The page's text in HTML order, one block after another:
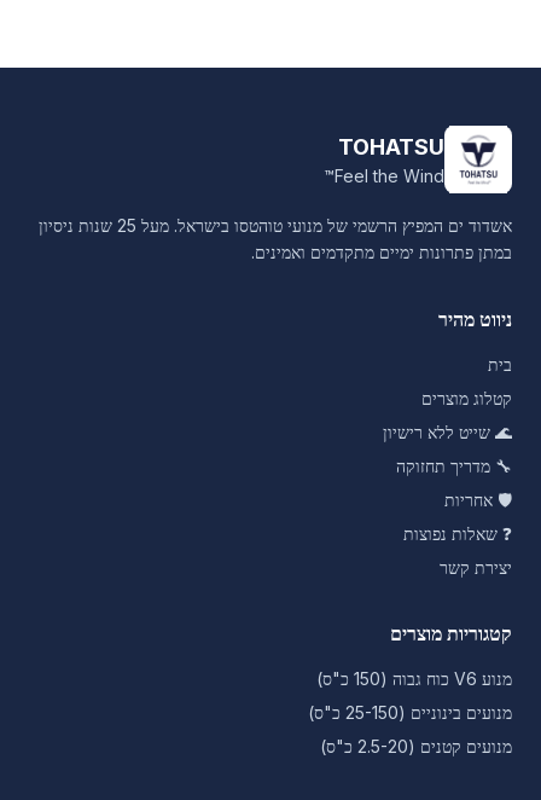
TOHATSU
Feel the Wind™
אשדוד ים המפיץ הרשמי של מנועי טוהטסו בישראל. מעל 25 שנות ניסיון
במתן פתרונות ימיים מתקדמים ואמינים.
ניווט מהיר
בית
קטלוג מוצרים
🌊 שייט ללא רישיון
🔧 מדריך תחזוקה
🛡️ אחריות
❓ שאלות נפוצות
יצירת קשר
קטגוריות מוצרים
מנוע V6 כוח גבוה (150 כ"ס)
מנועים בינוניים (25-150 כ"ס)
מנועים קטנים (2.5-20 כ"ס)